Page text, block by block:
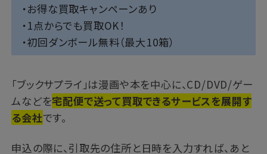
・お得な買取キャンペーンあり
・1点からでも買取OK！
・初回ダンボール無料（最大10箱）
「ブックサプライ」は漫画や本を中心に、CD/DVD/ゲー
ムなどを宅配便で送って買取できるサービスを展開す
る会社です。
申込の際に、引取先の住所と日時を入力すれば、あと